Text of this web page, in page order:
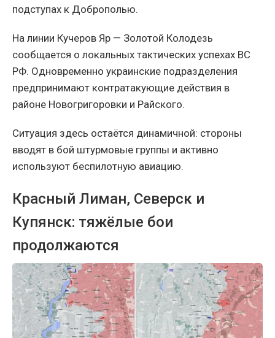
подступах к Доброполью.
На линии Кучеров Яр — Золотой Колодезь
сообщается о локальных тактических успехах ВС
РФ. Одновременно украинские подразделения
предпринимают контратакующие действия в
районе Новогригоровки и Райского.
Ситуация здесь остаётся динамичной: стороны
вводят в бой штурмовые группы и активно
используют беспилотную авиацию.
Красный Лиман, Северск и
Купянск: тяжёлые бои
продолжаются